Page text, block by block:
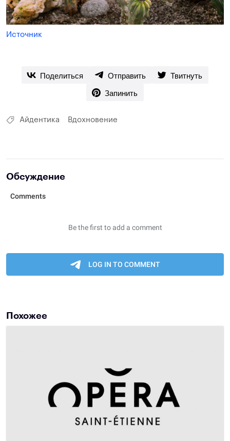
Источник
Поделиться Отправить
Твитнуть
Запинить
Айдентика Вдохновение
Обсуждение
Похожее